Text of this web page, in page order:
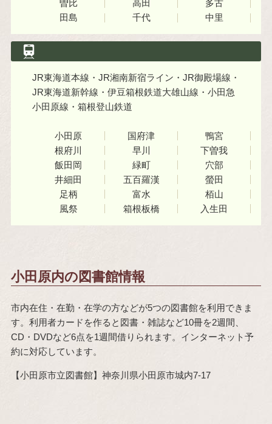
曽比
高田
多古
田島
千代 中里
JR東海道本線・JR湘南新宿ライン・JR御殿場線・
JR東海道新幹線・伊豆箱根鉄道大雄山線・小田急
小田原線・箱根登山鉄道
小田原 国府津
鴨宮
根府川
早川
下曽我
飯田岡
緑町
穴部
井細田
五百羅漢
螢田
足柄
富水
栢山
風祭
箱根板橋 入生田
小田原内の図書館情報
市内在住・在勤・在学の方などが5つの図書館を利用できま
す。利用者カードを作ると図書・雑誌など10冊を2週間、
CD・DVDなど6点を1週間借りられます。インターネット予
約に対応しています。
【小田原市立図書館】神奈川県小田原市城内7-17